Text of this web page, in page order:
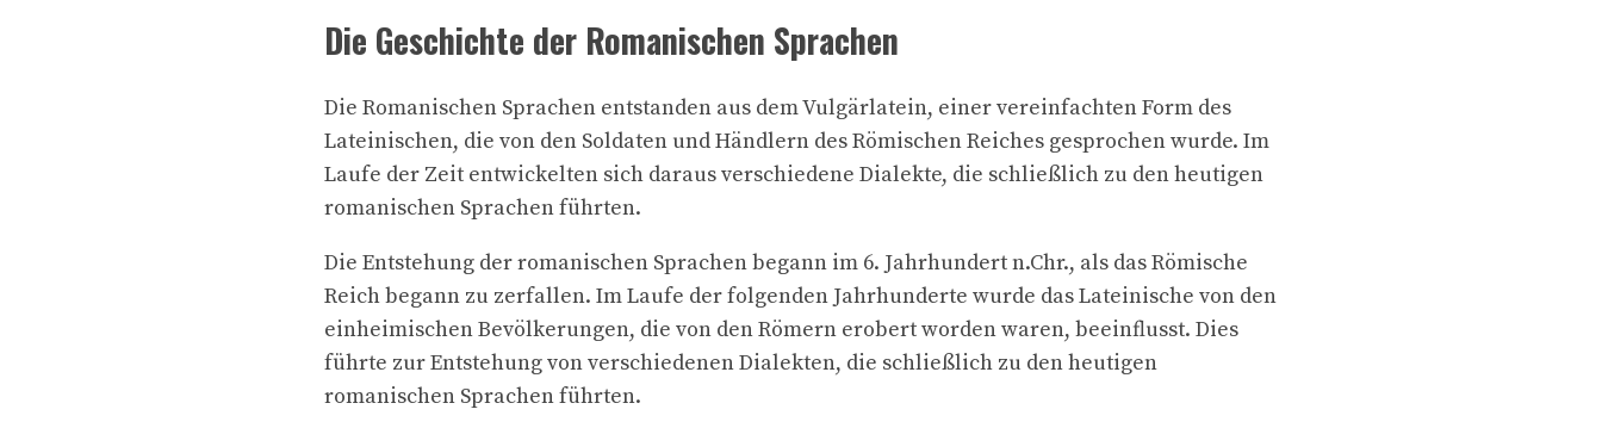
Die Geschichte der Romanischen Sprachen
Die Romanischen Sprachen entstanden aus dem Vulgärlatein, einer vereinfachten Form des
Lateinischen, die von den Soldaten und Händlern des Römischen Reiches gesprochen wurde. Im
Laufe der Zeit entwickelten sich daraus verschiedene Dialekte, die schließlich zu den heutigen
romanischen Sprachen führten.
Die Entstehung der romanischen Sprachen begann im 6. Jahrhundert n.Chr., als das Römische
Reich begann zu zerfallen. Im Laufe der folgenden Jahrhunderte wurde das Lateinische von den
einheimischen Bevölkerungen, die von den Römern erobert worden waren, beeinflusst. Dies
führte zur Entstehung von verschiedenen Dialekten, die schließlich zu den heutigen
romanischen Sprachen führten.